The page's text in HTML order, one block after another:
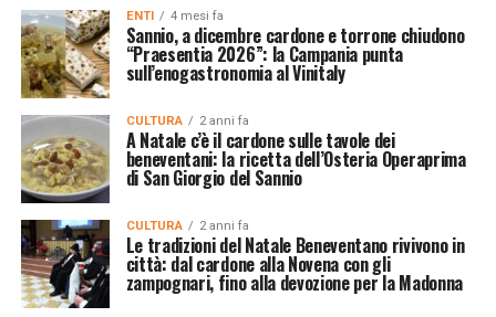
ENTI 4 mesi fa
Sannio, a dicembre cardone e torrone chiudono
“Praesentia 2026”: la Campania punta
sull’enogastronomia al Vinitaly
CULTURA 2 anni fa
A Natale c’è il cardone sulle tavole dei
beneventani: la ricetta dell’Osteria Operaprima
di San Giorgio del Sannio
CULTURA 2 anni fa
Le tradizioni del Natale Beneventano rivivono in
città: dal cardone alla Novena con gli
zampognari, fino alla devozione per la Madonna